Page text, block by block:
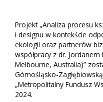
Projekt „Analiza procesu
i designu w kontekście
ekologii oraz partnerów
współpracy z dr.
Melbourne, Australia)”
Górnośląsko-
„Metropolitalny Fundusz
2024.